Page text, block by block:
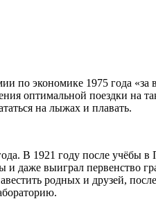
по экономике 1975 года
оптимальной поездки на
на лыжах и плавать.
В 1921 году после учёбы
и даже выиграл
родных и друзей,